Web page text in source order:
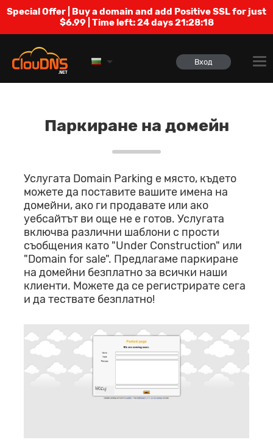
Special Offer | Buy a domain and add Positive SSL for just
$6.99 | Time left:24 days 21:28:18
Вход
Паркиране на домейн
Услугата Domain Parking е място, където
можете да поставите вашите имена на
домейни, ако ги продавате или ако
уебсайтът ви още не е готов. Услугата
включва различни шаблони с прости
съобщения като "Under Construction" или
"Domain for sale". Предлагаме паркиране
на домейни безплатно за всички наши
клиенти. Можете да се регистрирате сега
и да тествате безплатно!